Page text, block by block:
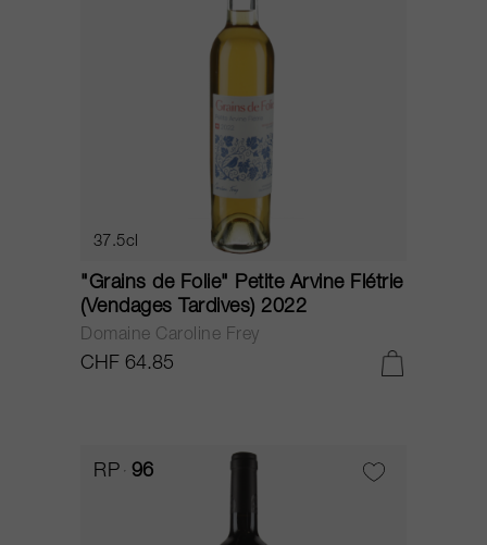
37.5cl
"Grains de Folie" Petite Arvine Flétrie
(Vendages Tardives) 2022
Domaine Caroline Frey
CHF 64.85
RP 96